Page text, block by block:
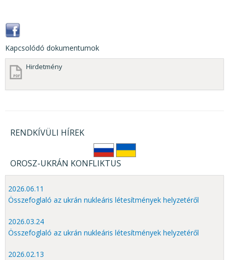
Kapcsolódó dokumentumok
Hirdetmény
RENDKÍVÜLI HÍREK
OROSZ-UKRÁN KONFLIKTUS
2026.06.11
Összefoglaló az ukrán nukleáris létesítmények helyzetéről
2026.03.24
Összefoglaló az ukrán nukleáris létesítmények helyzetéről
2026.02.13